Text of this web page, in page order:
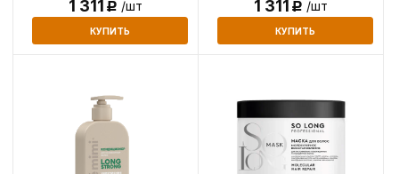
1 311Р /шт
КУПИТЬ
1 311Р /шт
КУПИТЬ